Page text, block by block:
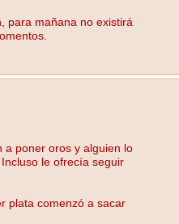
para mañana no existirá
a poner oros y alguien lo
le ofrecía seguir
plata comenzó a sacar